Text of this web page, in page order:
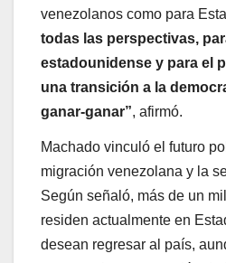
venezolanos como para
todas las perspectivas,
estadounidense y para el
una transición a la
ganar-ganar”, afirmó.
Machado vinculó el futuro
migración venezolana y la
Según señaló, más de un
residen actualmente en
desean regresar al país,